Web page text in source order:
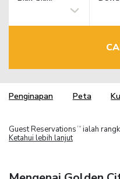
Penginapan Peta
Guest Reservations TM ialah
Ketahui lebih lanjut